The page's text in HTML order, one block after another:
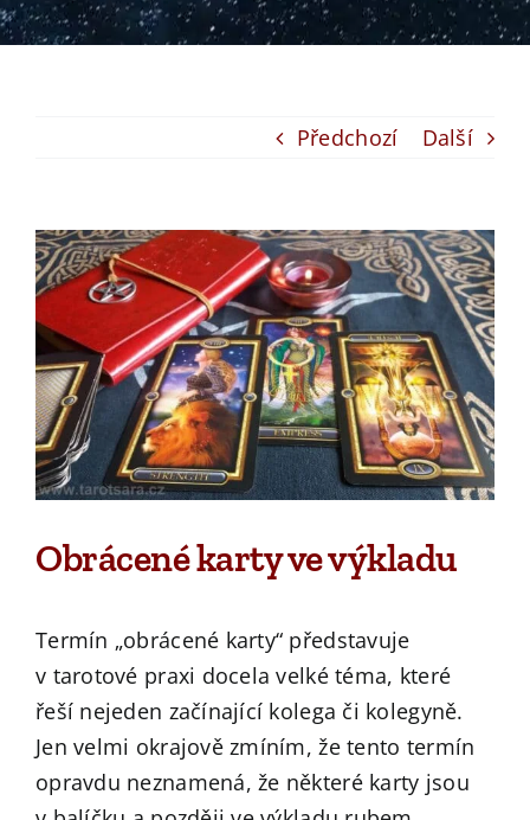
Předchozí Další
View
Larger
Image
Obrácené karty ve výkladu
Termín „obrácené karty“ představuje
v tarotové praxi docela velké téma, které
řeší nejeden začínající kolega či kolegyně.
Jen velmi okrajově zmíním, že tento termín
opravdu neznamená, že některé karty jsou